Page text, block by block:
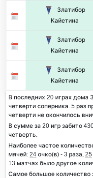
Златибор
Кайетина
Златибор
Кайетина
Златибор
Кайетина
В последних 20 играх дома
четверти соперника. 5 раз
четверти не окончилось
В сумме за 20 игр забито
четверть.
Наиболее частое
мячей: 24 очко(в) - 3 раза, 25
13 матчах было другое
Самое большое